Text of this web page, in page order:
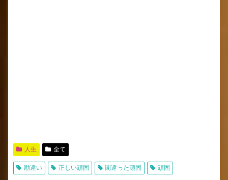
人生 全て
勘違い 正しい頑固 間違った頑固 頑固